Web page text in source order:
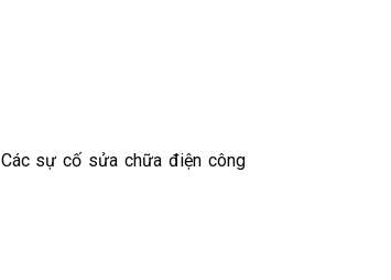
Các sự cố sửa chữa điện công